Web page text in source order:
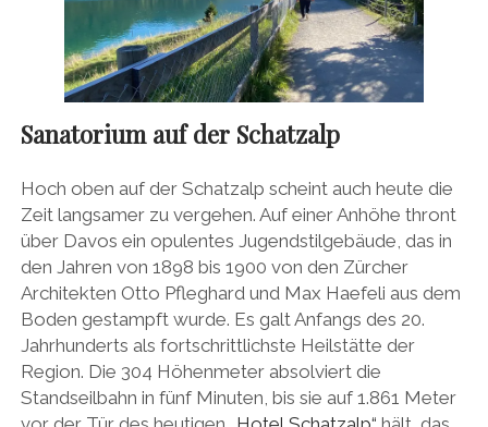
Sanatorium auf der Schatzalp
Hoch oben auf der Schatzalp scheint auch heute die
Zeit langsamer zu vergehen. Auf einer Anhöhe thront
über Davos ein opulentes Jugendstilgebäude, das in
den Jahren von 1898 bis 1900 von den Zürcher
Architekten Otto Pfleghard und Max Haefeli aus dem
Boden gestampft wurde. Es galt Anfangs des 20.
Jahrhunderts als fortschrittlichste Heilstätte der
Region. Die 304 Höhenmeter absolviert die
Standseilbahn in fünf Minuten, bis sie auf 1.861 Meter